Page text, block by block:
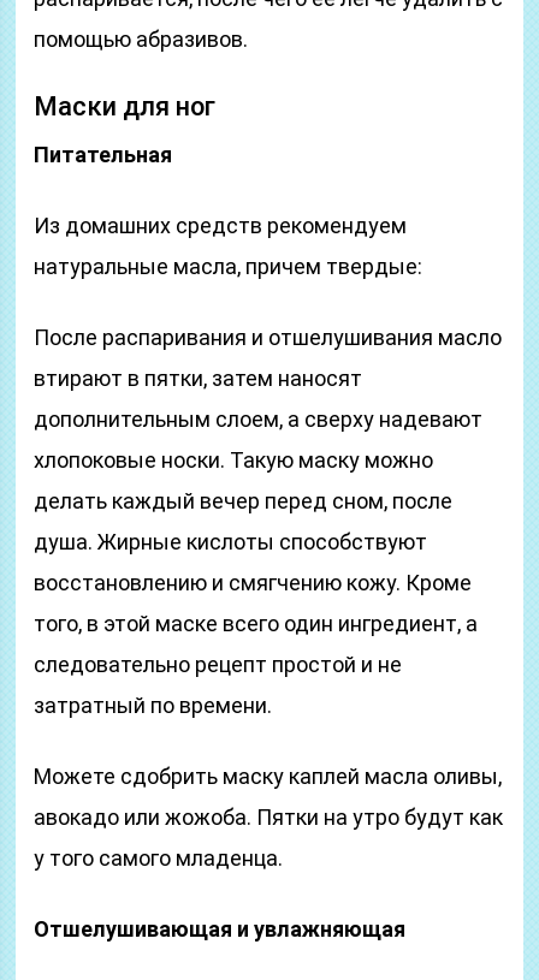
помощью абразивов.
Маски для ног
Питательная
Из домашних средств рекомендуем
натуральные масла, причем твердые:
После распаривания и отшелушивания масло
втирают в пятки, затем наносят
дополнительным слоем, а сверху надевают
хлопоковые носки. Такую маску можно
делать каждый вечер перед сном, после
душа. Жирные кислоты способствуют
восстановлению и смягчению кожу. Кроме
того, в этой маске всего один ингредиент, а
следовательно рецепт простой и не
затратный по времени.
Можете сдобрить маску каплей масла оливы,
авокадо или жожоба. Пятки на утро будут как
у того самого младенца.
Отшелушивающая и увлажняющая